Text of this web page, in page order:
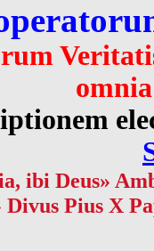
ibi Deus»
Divus Pius X